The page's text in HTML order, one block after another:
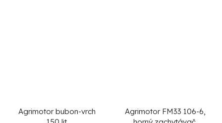
Agrimotor bubon-vrch
Agrimotor FM33 106-6,